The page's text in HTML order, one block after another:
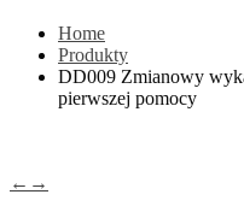
Home
Produkty
DD009 Zmianowy
pierwszej pomocy
← →